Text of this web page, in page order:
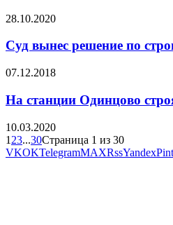
28.10.2020
Суд вынес решение по
07.12.2018
На станции Одинцово
10.03.2020
1 23...30Страница 1 из 30
VKOKTelegramMAXRssYandex